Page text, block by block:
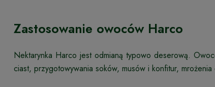
Zastosowanie owoców Harco
Nektarynka Harco jest odmianą typowo deserową.
ciast, przygotowywania soków, musów i konfitur, mrożenia